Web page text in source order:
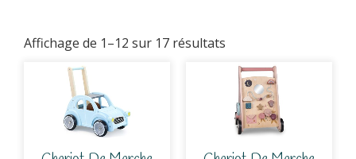
Affichage de 1–12 sur 17 résultats